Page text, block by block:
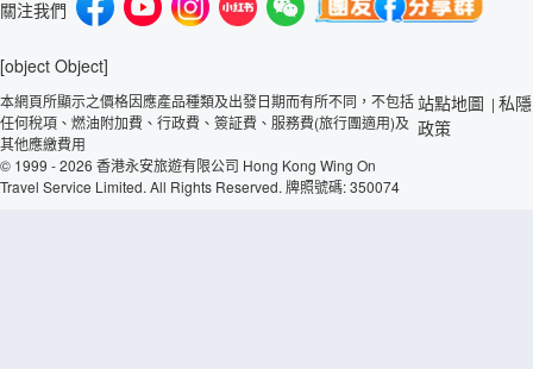
關注我們
[object Object]
本網頁所顯示之價格因應產品種類及出發日期而有所不同，不包括
任何稅項、燃油附加費、行政費、簽証費、服務費(旅行團適用)及
其他應繳費用
© 1999 - 2026 香港永安旅遊有限公司 Hong Kong Wing On
Travel Service Limited. All Rights Reserved. 牌照號碼: 350074
站點地圖 | 私隱
政策